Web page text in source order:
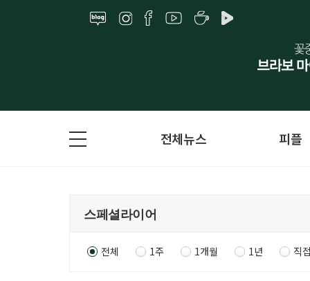
전체뉴스 피플
전체 1주 1개월 1년 직